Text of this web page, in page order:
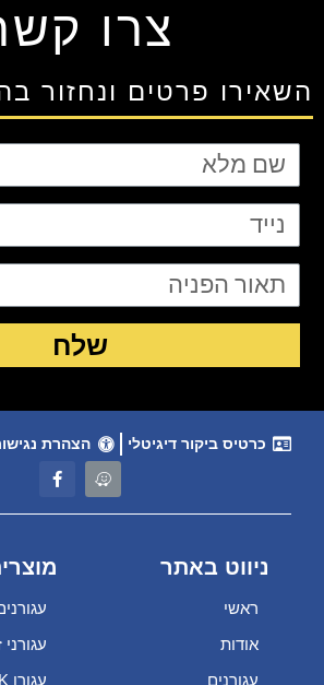
צרו
השאירו פרטים ונחזור
שלח
כרטיס ביקור דיגיטלי הצהרת
ניווט באתר
ראשי
אודות
עגורנים
עגורני
עגורן KBK